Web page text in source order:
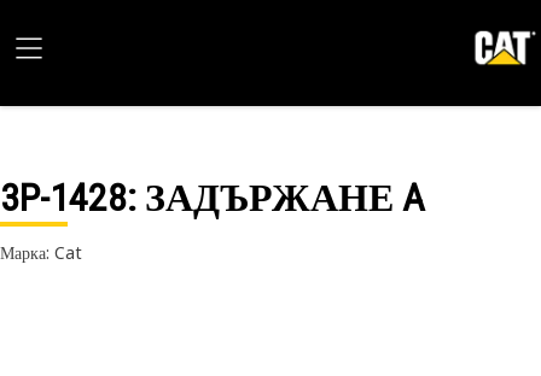
3P-1428: ЗАДЪРЖАНЕ A
Марка: Cat